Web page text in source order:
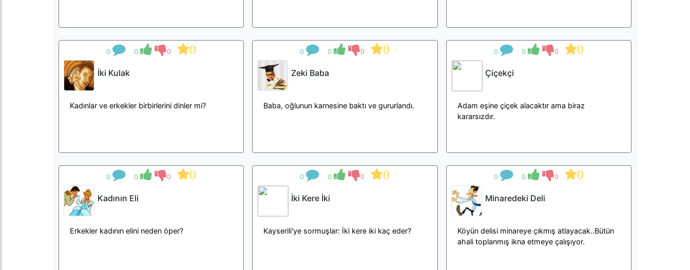
0 0 0 0
İki Kulak
Kadınlar ve erkekler birbirlerini dinler mi?
0 0 0 0
Zeki Baba
Baba, oğlunun karnesine baktı ve gururlandı.
0 0 0 0
Çiçekçi
Adam eşine çiçek alacaktır ama biraz
kararsızdır.
0 0 0 0
Kadının Eli
Erkekler kadının elini neden öper?
0 0 0 0
İki Kere İki
Kayserili'ye sormuşlar: İki kere iki kaç eder?
0 0 0 0
Minaredeki Deli
Köyün delisi minareye çıkmış atlayacak..Bütün
ahali toplanmış ikna etmeye çalışıyor.